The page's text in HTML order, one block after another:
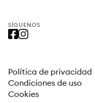
SÍGUENOS
Política de privacidad
Condiciones de uso
Cookies